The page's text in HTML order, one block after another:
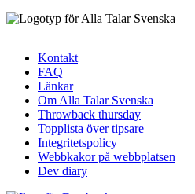
Sidfotsmeny
Kontakt
FAQ
Länkar
Om Alla Talar Svenska
Throwback thursday
Topplista över tipsare
Integritetspolicy
Webbkakor på webbplatsen
Dev diary